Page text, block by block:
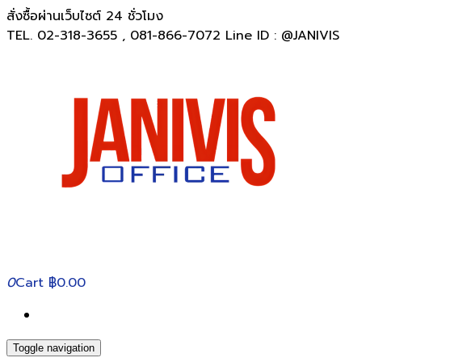
สั่งซื้อผ่านเว็บไซต์ 24 ชั่วโมง
TEL. 02-318-3655 , 081-866-7072 Line ID : @JANIVIS
0Cart ฿0.00
Toggle navigation